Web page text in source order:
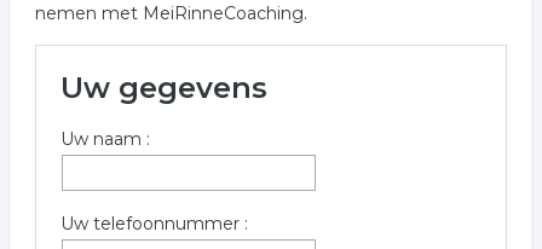
nemen met MeiRinneCoaching.
Uw gegevens
Uw naam :
Uw telefoonnummer :